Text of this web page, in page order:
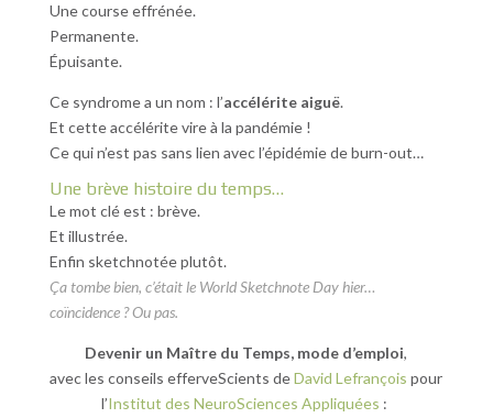
Une course effrénée.
Permanente.
Épuisante.
Ce syndrome a un nom : l’accélérite aiguë.
Et cette accélérite vire à la pandémie !
Ce qui n’est pas sans lien avec l’épidémie de burn-out…
Une brève histoire du temps…
Le mot clé est : brève.
Et illustrée.
Enfin sketchnotée plutôt.
Ça tombe bien, c’était le World Sketchnote Day hier…
coïncidence ? Ou pas.
Devenir un Maître du Temps, mode d’emploi,
avec les conseils efferveScients deDavid Lefrançois pour
l’Institut des NeuroSciences Appliquées :